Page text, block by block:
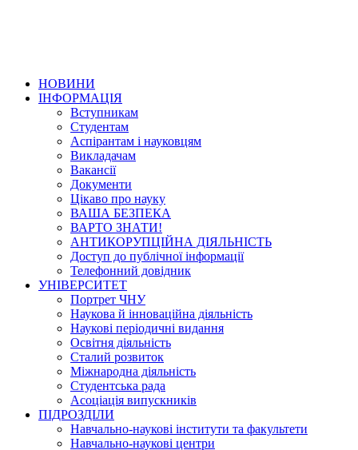
НОВИНИ
ІНФОРМАЦІЯ
Вступникам
Студентам
Аспірантам і науковцям
Викладачам
Вакансії
Документи
Цікаво про науку
ВАША БЕЗПЕКА
ВАРТО ЗНАТИ!
АНТИКОРУПЦІЙНА ДІЯЛЬНІСТЬ
Доступ до публічної інформації
Телефонний довідник
УНІВЕРСИТЕТ
Портрет ЧНУ
Наукова й інноваційна діяльність
Наукові періодичні видання
Освітня діяльність
Сталий розвиток
Міжнародна діяльність
Студентська рада
Асоціація випускників
ПІДРОЗДІЛИ
Навчально-наукові інститути та факультети
Навчально-наукові центри